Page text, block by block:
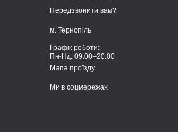
Передзвонити вам?
м. Тернопіль
Графік роботи:
Пн-Нд: 09:00–20:00
Мапа проїзду
Ми в соцмережах